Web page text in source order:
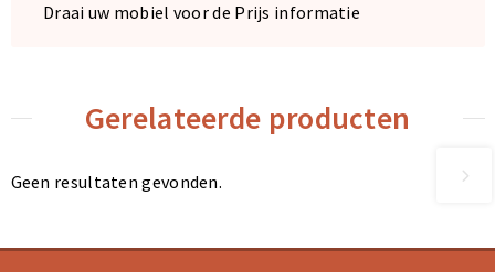
Draai uw mobiel voor de Prijs informatie
Gerelateerde producten
Geen resultaten gevonden.